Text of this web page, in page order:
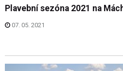
Plavební sezóna 2021 na
07. 05. 2021